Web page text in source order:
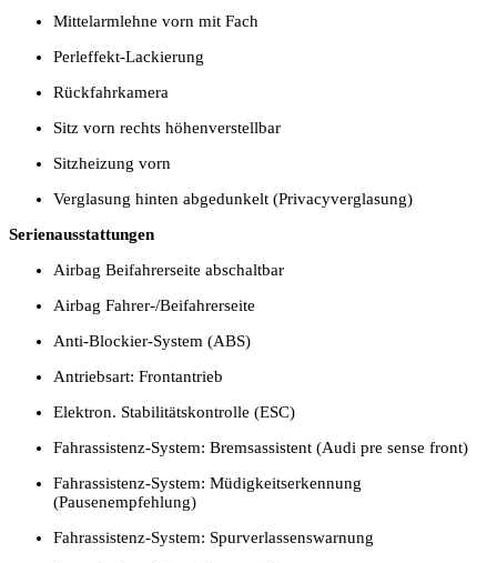
Mittelarmlehne vorn mit Fach
Perleffekt-Lackierung
Rückfahrkamera
Sitz vorn rechts höhenverstellbar
Sitzheizung vorn
Verglasung hinten abgedunkelt (Privacyverglasung)
Serienausstattungen
Airbag Beifahrerseite abschaltbar
Airbag Fahrer-/Beifahrerseite
Anti-Blockier-System (ABS)
Antriebsart: Frontantrieb
Elektron. Stabilitätskontrolle (ESC)
Fahrassistenz-System: Bremsassistent (Audi pre sense front)
Fahrassistenz-System: Müdigkeitserkennung
(Pausenempfehlung)
Fahrassistenz-System: Spurverlassenswarnung